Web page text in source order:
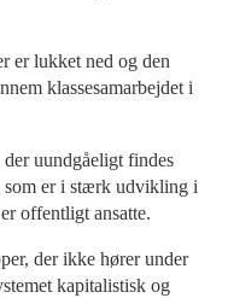
er lukket ned og den
klassesamarbejdet i
uundgåeligt findes
som er i stærk udvikling i
offentligt ansatte.
der ikke hører under
kapitalistisk og